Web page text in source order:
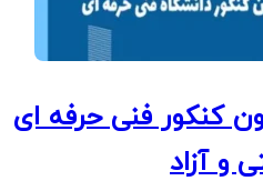
کنکور فنی حرفه ای